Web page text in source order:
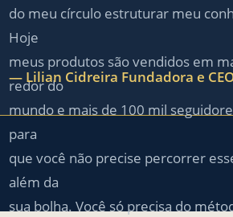
do meu círculo estruturar meu
Hoje
meus produtos são vendidos em
redor do
mundo e mais de 100 mil
para
que você não precise percorrer
além da
sua bolha. Você só precisa do
— Lilian Cidreira Fundadora e